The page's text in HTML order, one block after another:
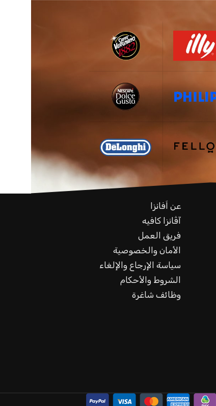
عن اَفانزا
آڤانزا كافيه
فريق العمل
الأمان والخصوصية
سياسة الإرجاع والإلغاء
الشروط والأحكام
وظائف شاغرة